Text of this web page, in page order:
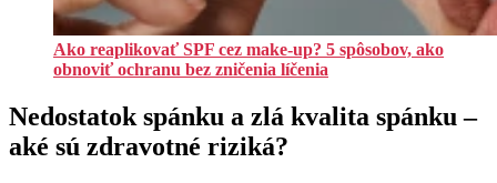
Ako reaplikovať SPF cez make-up? 5 spôsobov, ako
obnoviť ochranu bez zničenia líčenia
Nedostatok spánku a zlá kvalita spánku –
aké sú zdravotné riziká?